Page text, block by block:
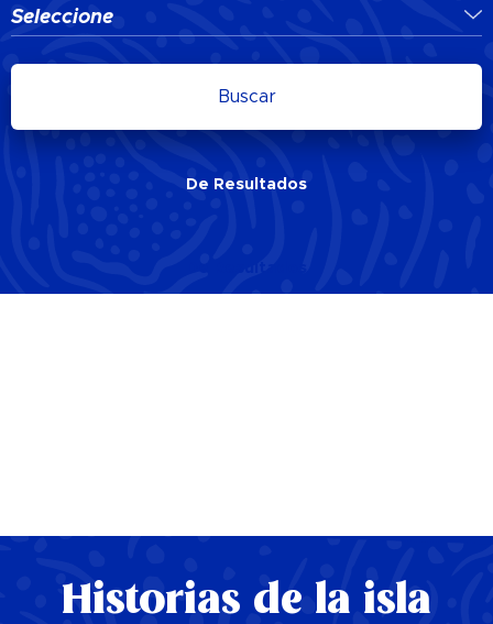
Seleccione
Buscar
De Resultados
Historias de la isla